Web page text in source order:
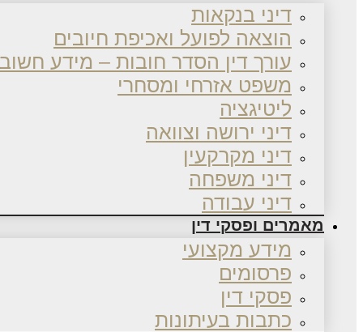
דיני בנקאות
הוצאה לפועל ואכיפת חיובים
עורך דין הסדר חובות – מידע
משפט אזרחי ומסחרי
ליטיגציה
דיני ירושה וצוואה
דיני מקרקעין
דיני משפחה
דיני עבודה
מאמרים ופסקי דין
מידע מקצועי
פרסומים
פסקי דין
כתבות בעיתונות